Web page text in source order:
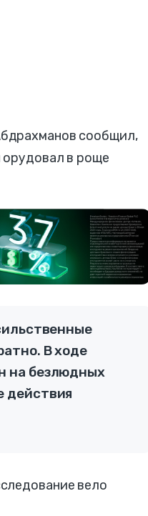
сообщил,
орудовал в роще
В ходе
на безлюдных
действия
вело